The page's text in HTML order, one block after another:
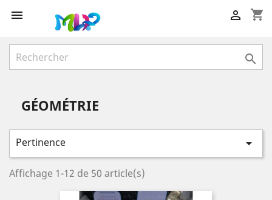
 shopping_cart


GÉOMÉTRIE
Pertinence 
Affichage 1-12 de 50 article(s)